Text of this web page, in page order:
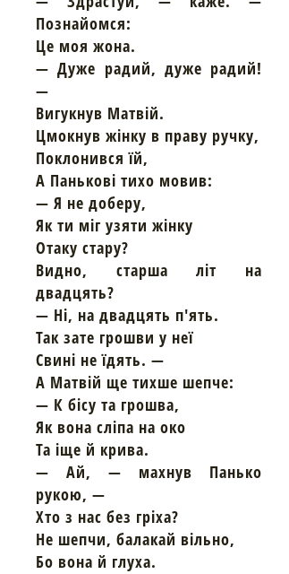
Познайомся:
Це моя жона.
— Дуже радий, дуже радий!
—
Вигукнув Матвій.
Цмокнув жінку в праву ручку,
Поклонився їй,
А Панькові тихо мовив:
— Я не доберу,
Як ти міг узяти жінку
Отаку стару?
Видно, старша літ на
двадцять?
— Ні, на двадцять п'ять.
Так зате грошви у неї
Свині не їдять. —
А Матвій ще тихше шепче:
— К бісу та грошва,
Як вона сліпа на око
Та іще й крива.
— Ай, — махнув Панько
рукою, —
Хто з нас без гріха?
Не шепчи, балакай вільно,
Бо вона й глуха.